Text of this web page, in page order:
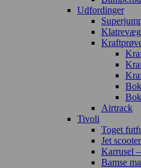
Udfordinger
Airtrack
Tivoli
Toget
Jet scooter
Karrusel
Bamse